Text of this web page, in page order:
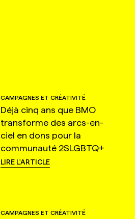
CAMPAGNES ET CRÉATIVITÉ
Déjà cinq ans que BMO
transforme des arcs-en-
ciel en dons pour la
communauté 2SLGBTQ+
LIRE L'ARTICLE
CAMPAGNES ET CRÉATIVITÉ